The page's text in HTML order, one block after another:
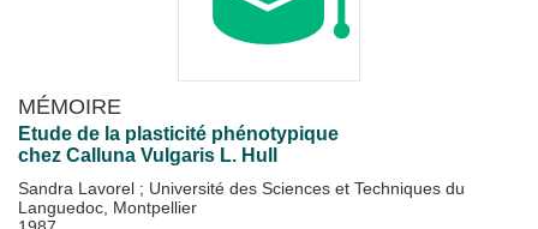
MÉMOIRE
Etude de la plasticité phénotypique
chez Calluna Vulgaris L. Hull
Sandra Lavorel ; Université des Sciences et Techniques du
Languedoc, Montpellier